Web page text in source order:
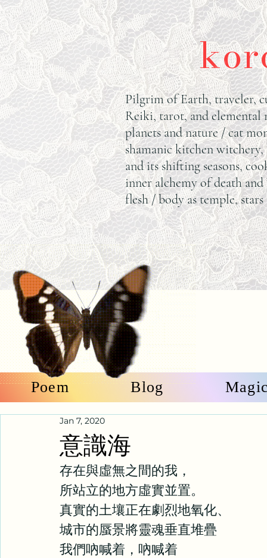
Poem Blog
Pilgrim of Earth, traveler,
Reiki, tarot, and elemental
planets and nature / cat
shamanic kitchen
and its shifting seasons,
inner alchemy of death
flesh / body as temple, stars
意識海
Jan 7, 2020
存在與虛無之間的我，
所站立的地方虛實並置。
真實的土壤正在劇烈地氧化、
城市的蜃景將靈魂垂直堆疊
我們吶喊着，吶喊着